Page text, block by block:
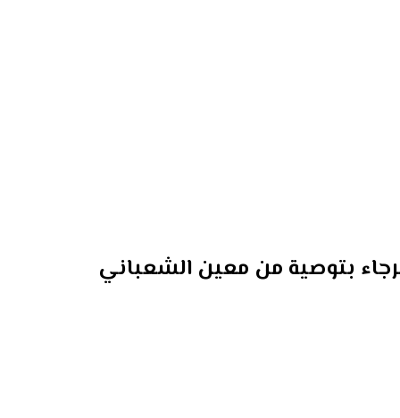
بتوصية من معين الشعباني